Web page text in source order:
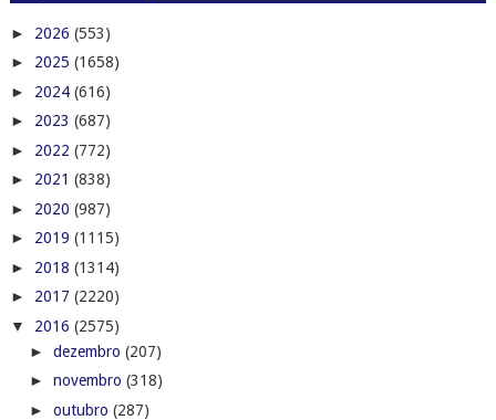
► 2026 (553)
► 2025 (1658)
► 2024 (616)
► 2023 (687)
► 2022 (772)
► 2021 (838)
► 2020 (987)
► 2019 (1115)
► 2018 (1314)
► 2017 (2220)
▼ 2016 (2575)
► dezembro (207)
► novembro (318)
► outubro (287)